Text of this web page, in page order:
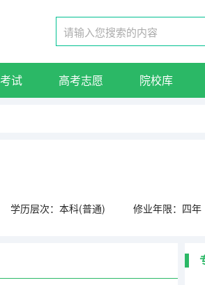
试 高考志愿 院校库
学历层次：本科(普通) 修业年限：四年